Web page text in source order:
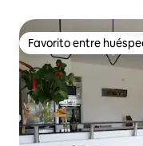
Favorito entre
Favorito entre